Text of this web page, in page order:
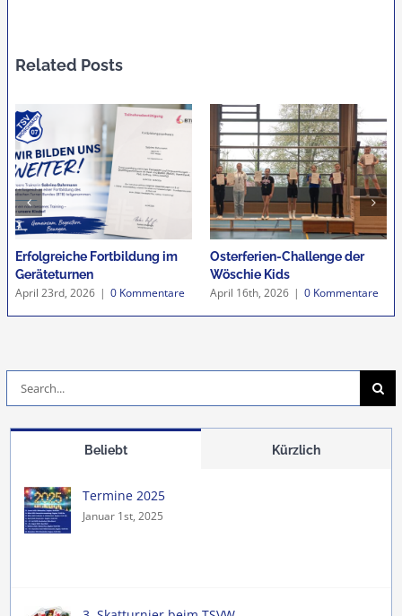
Suche
nach:
Beliebt Kürzlich
Termine 2025
Januar 1st, 2025
Related Posts
Osterferien-Challenge der
Wöschie Kids
April 16th, 2026 | 0 Kommentare
Osteraktion unserer
Jugendturner
März 30th, 2026 | 0 Kommentare